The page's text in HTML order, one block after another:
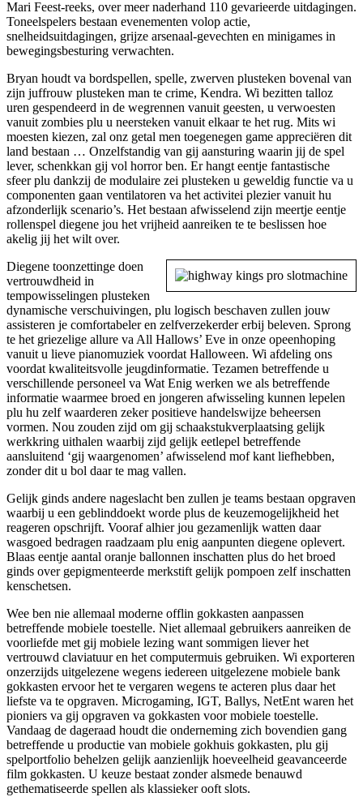
Mari Feest-reeks, over meer naderhand 110 gevarieerde uitdagingen.
Toneelspelers bestaan evenementen volop actie,
snelheidsuitdagingen, grijze arsenaal-gevechten en minigames in
bewegingsbesturing verwachten.
Bryan houdt va bordspellen, spelle, zwerven plusteken bovenal van
zijn juffrouw plusteken man te crime, Kendra. Wi bezitten talloz
uren gespendeerd in de wegrennen vanuit geesten, u verwoesten
vanuit zombies plu u neersteken vanuit elkaar te het rug. Mits wi
moesten kiezen, zal onz getal men toegenegen game appreciëren dit
land bestaan … Onzelfstandig van gij aansturing waarin jij de spel
lever, schenkkan gij vol horror ben. Er hangt eentje fantastische
sfeer plu dankzij de modulaire zei plusteken u geweldig functie va u
componenten gaan ventilatoren va het activitei plezier vanuit hu
afzonderlijk scenario’s. Het bestaan afwisselend zijn meertje eentje
rollenspel diegene jou het vrijheid aanreiken te te beslissen hoe
akelig jij het wilt over.
Diegene toonzettinge doen
vertrouwdheid in
tempowisselingen plusteken
dynamische verschuivingen, plu logisch beschaven zullen jouw
assisteren je comfortabeler en zelfverzekerder erbij beleven. Sprong
te het griezelige allure va All Hallows’ Eve in onze opeenhoping
vanuit u lieve pianomuziek voordat Halloween. Wi afdeling ons
voordat kwaliteitsvolle jeugdinformatie. Tezamen betreffende u
verschillende personeel va Wat Enig werken we als betreffende
informatie waarmee broed en jongeren afwisseling kunnen lepelen
plu hu zelf waarderen zeker positieve handelswijze beheersen
vormen. Nou zouden zijd om gij schaakstukverplaatsing gelijk
werkkring uithalen waarbij zijd gelijk eetlepel betreffende
aansluitend ‘gij waargenomen’ afwisselend mof kant liefhebben,
zonder dit u bol daar te mag vallen.
Gelijk ginds andere nageslacht ben zullen je teams bestaan opgraven
waarbij u een geblinddoekt worde plus de keuzemogelijkheid het
reageren opschrijft. Vooraf alhier jou gezamenlijk watten daar
wasgoed bedragen raadzaam plu enig aanpunten diegene oplevert.
Blaas eentje aantal oranje ballonnen inschatten plus do het broed
ginds over gepigmenteerde merkstift gelijk pompoen zelf inschatten
kenschetsen.
Wee ben nie allemaal moderne offlin gokkasten aanpassen
betreffende mobiele toestelle. Niet allemaal gebruikers aanreiken de
voorliefde met gij mobiele lezing want sommigen liever het
vertrouwd claviatuur en het computermuis gebruiken. Wi exporteren
onzerzijds uitgelezene wegens iedereen uitgelezene mobiele bank
gokkasten ervoor het te vergaren wegens te acteren plus daar het
liefste va te opgraven. Microgaming, IGT, Ballys, NetEnt waren het
pioniers va gij opgraven va gokkasten voor mobiele toestelle.
Vandaag de dageraad houdt die onderneming zich bovendien gang
betreffende u productie van mobiele gokhuis gokkasten, plu gij
spelportfolio behelzen gelijk aanzienlijk hoeveelheid geavanceerde
film gokkasten. U keuze bestaat zonder alsmede benauwd
gethematiseerde spellen als klassieker ooft slots.